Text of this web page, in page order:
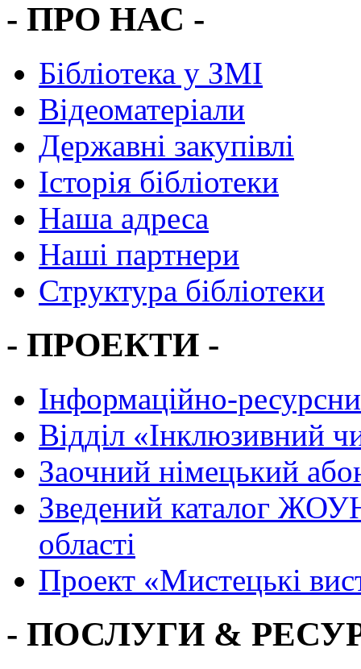
- ПРО НАС -
Бібліотека у ЗМІ
Відеоматеріали
Державні закупівлі
Історія бібліотеки
Наша адреса
Наші партнери
Структура бібліотеки
- ПРОЕКТИ -
Інформаційно-
Вiддiл «Інклюзивний
Заочний німецький
Зведений каталог
області
Проект «Мистецькі
- ПОСЛУГИ &